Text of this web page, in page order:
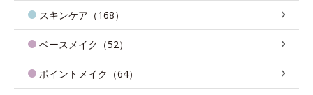
スキンケア（168）
ベースメイク（52）
ポイントメイク（64）